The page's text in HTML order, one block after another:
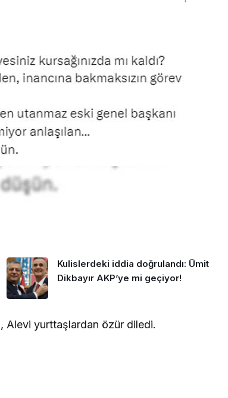
Kulislerdeki iddia doğrulandı: Ümit
Dikbayır AKP’ye mi geçiyor!
Alevi yurttaşlardan özür diledi.